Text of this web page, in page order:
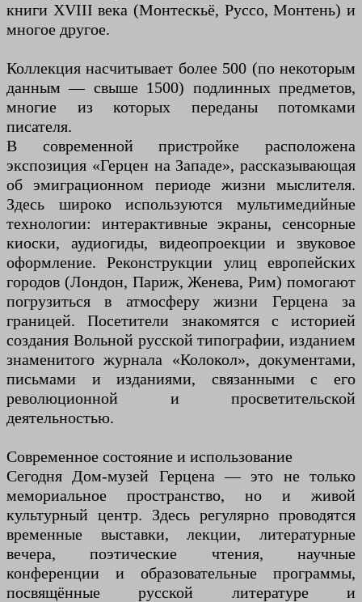
книги XVIII века (Монтескьё, Руссо, Монтень) и
многое другое.
Коллекция насчитывает более 500 (по некоторым
данным — свыше 1500) подлинных предметов,
многие из которых переданы потомками
писателя.
В современной пристройке расположена
экспозиция «Герцен на Западе», рассказывающая
об эмиграционном периоде жизни мыслителя.
Здесь широко используются мультимедийные
технологии: интерактивные экраны, сенсорные
киоски, аудиогиды, видеопроекции и звуковое
оформление. Реконструкции улиц европейских
городов (Лондон, Париж, Женева, Рим) помогают
погрузиться в атмосферу жизни Герцена за
границей. Посетители знакомятся с историей
создания Вольной русской типографии, изданием
знаменитого журнала «Колокол», документами,
письмами и изданиями, связанными с его
революционной и просветительской
деятельностью.
Современное состояние и использование
Сегодня Дом-музей Герцена — это не только
мемориальное пространство, но и живой
культурный центр. Здесь регулярно проводятся
временные выставки, лекции, литературные
вечера, поэтические чтения, научные
конференции и образовательные программы,
посвящённые русской литературе и